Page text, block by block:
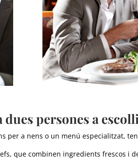
persones a
per a nens o un menú especialitzat,
que combinen ingredients frescos i